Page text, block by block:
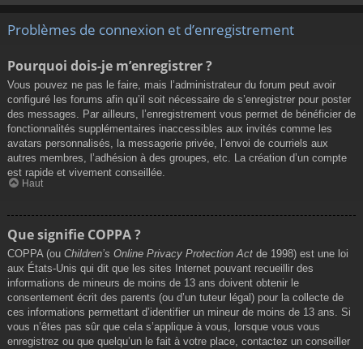
Problèmes de connexion et d’enregistrement
Pourquoi dois-je m’enregistrer ?
Vous pouvez ne pas le faire, mais l’administrateur du forum peut avoir
configuré les forums afin qu’il soit nécessaire de s’enregistrer pour poster
des messages. Par ailleurs, l’enregistrement vous permet de bénéficier de
fonctionnalités supplémentaires inaccessibles aux invités comme les
avatars personnalisés, la messagerie privée, l’envoi de courriels aux
autres membres, l’adhésion à des groupes, etc. La création d’un compte
est rapide et vivement conseillée.
Haut
Que signifie COPPA ?
COPPA (ou Children’s Online Privacy Protection Act de 1998) est une loi
aux États-Unis qui dit que les sites Internet pouvant recueillir des
informations de mineurs de moins de 13 ans doivent obtenir le
consentement écrit des parents (ou d’un tuteur légal) pour la collecte de
ces informations permettant d’identifier un mineur de moins de 13 ans. Si
vous n’êtes pas sûr que cela s’applique à vous, lorsque vous vous
enregistrez ou que quelqu’un le fait à votre place, contactez un conseiller